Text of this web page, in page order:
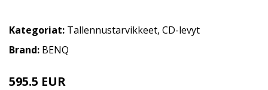
Kategoriat: Tallennustarvikkeet, CD-levyt
Brand: BENQ
595.5 EUR